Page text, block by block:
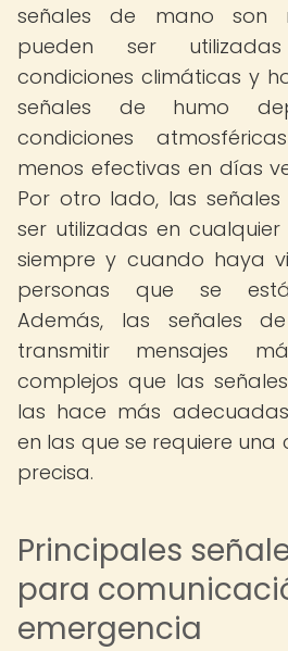
señales de mano son
pueden ser
condiciones climáticas y
señales de humo
condiciones
menos efectivas en días
Por otro lado, las
ser utilizadas en
siempre y cuando haya
personas que se
Además, las señales
transmitir mensajes
complejos que las
las hace más
en las que se requiere
precisa.
Principales
para
emergencia